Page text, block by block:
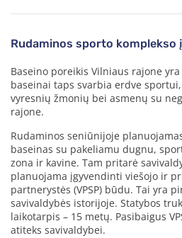
Rudaminos sporto komplekso
Baseino poreikis Vilniaus rajone
baseinai taps svarbia erdve
vyresnių žmonių bei asmenų su
rajone.
Rudaminos seniūnijoje
baseinas su pakeliamu dugnu,
zona ir kavine. Tam pritarė
planuojama įgyvendinti viešojo ir
partnerystės (VPSP) būdu. Tai yra
savivaldybės istorijoje. Statybos
laikotarpis – 15 metų. Pasibaigus
atiteks savivaldybei.